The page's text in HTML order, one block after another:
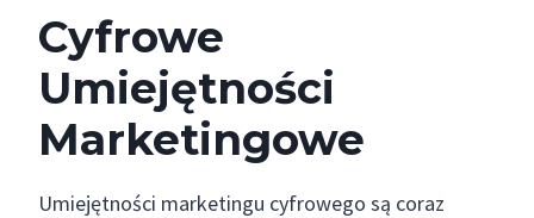
Cyfrowe
Umiejętności
Marketingowe
Umiejętności marketingu cyfrowego są coraz